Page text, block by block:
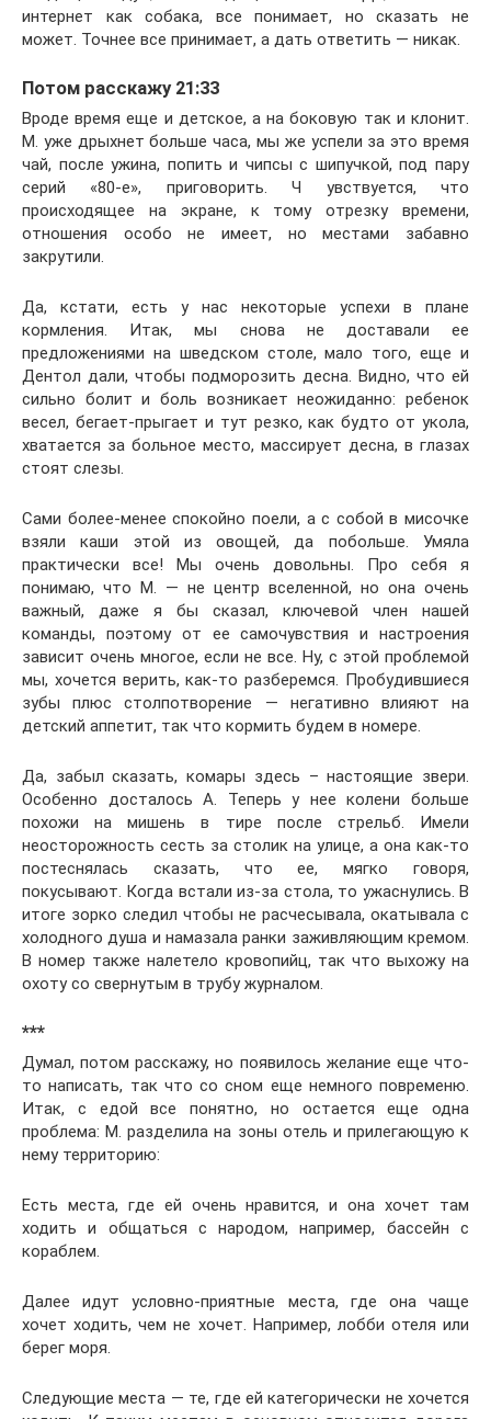
интернет как собака, все понимает, но сказать не
может. Точнее все принимает, а дать ответить — никак.
Потом расскажу 21:33
Вроде время еще и детское, а на боковую так и клонит.
М. уже дрыхнет больше часа, мы же успели за это время
чай, после ужина, попить и чипсы с шипучкой, под пару
серий «80-е», приговорить. Ч увствуется, что
происходящее на экране, к тому отрезку времени,
отношения особо не имеет, но местами забавно
закрутили.
Да, кстати, есть у нас некоторые успехи в плане
кормления. Итак, мы снова не доставали ее
предложениями на шведском столе, мало того, еще и
Дентол дали, чтобы подморозить десна. Видно, что ей
сильно болит и боль возникает неожиданно: ребенок
весел, бегает-прыгает и тут резко, как будто от укола,
хватается за больное место, массирует десна, в глазах
стоят слезы.
Сами более-менее спокойно поели, а с собой в мисочке
взяли каши этой из овощей, да побольше. Умяла
практически все! Мы очень довольны. Про себя я
понимаю, что М. — не центр вселенной, но она очень
важный, даже я бы сказал, ключевой член нашей
команды, поэтому от ее самочувствия и настроения
зависит очень многое, если не все. Ну, с этой проблемой
мы, хочется верить, как-то разберемся. Пробудившиеся
зубы плюс столпотворение — негативно влияют на
детский аппетит, так что кормить будем в номере.
Да, забыл сказать, комары здесь – настоящие звери.
Особенно досталось А. Теперь у нее колени больше
похожи на мишень в тире после стрельб. Имели
неосторожность сесть за столик на улице, а она как-то
постеснялась сказать, что ее, мягко говоря,
покусывают. Когда встали из-за стола, то ужаснулись. В
итоге зорко следил чтобы не расчесывала, окатывала с
холодного душа и намазала ранки заживляющим кремом.
В номер также налетело кровопийц, так что выхожу на
охоту со свернутым в трубу журналом.
***
Думал, потом расскажу, но появилось желание еще что-
то написать, так что со сном еще немного повременю.
Итак, с едой все понятно, но остается еще одна
проблема: М. разделила на зоны отель и прилегающую к
нему территорию:
Есть места, где ей очень нравится, и она хочет там
ходить и общаться с народом, например, бассейн с
кораблем.
Далее идут условно-приятные места, где она чаще
хочет ходить, чем не хочет. Например, лобби отеля или
берег моря.
Следующие места — те, где ей категорически не хочется